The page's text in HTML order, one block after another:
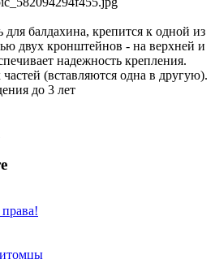
балдахина, крепится к одной из
двух кронштейнов - на верхней и
надежность крепления.
(вставляются одна в другую).
до 3 лет